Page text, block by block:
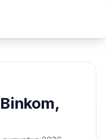
Binkom,